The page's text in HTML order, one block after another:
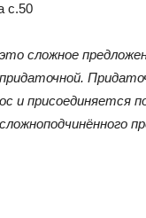
с.50
сложное
и присоединяется